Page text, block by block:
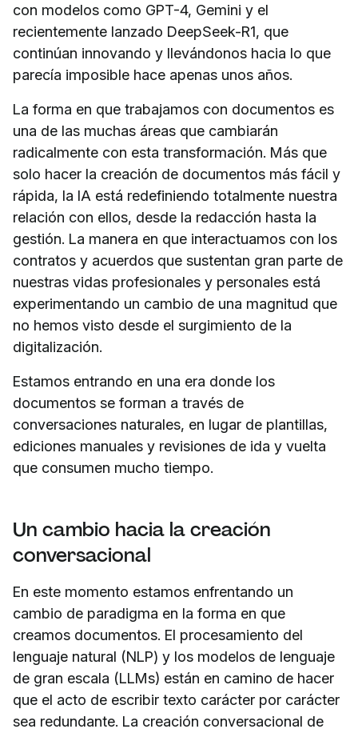
con modelos como GPT-4, Gemini y el
recientemente lanzado DeepSeek-R1, que
continúan innovando y llevándonos hacia lo que
parecía imposible hace apenas unos años.
La forma en que trabajamos con documentos es
una de las muchas áreas que cambiarán
radicalmente con esta transformación. Más que
solo hacer la creación de documentos más fácil y
rápida, la IA está redefiniendo totalmente nuestra
relación con ellos, desde la redacción hasta la
gestión. La manera en que interactuamos con los
contratos y acuerdos que sustentan gran parte de
nuestras vidas profesionales y personales está
experimentando un cambio de una magnitud que
no hemos visto desde el surgimiento de la
digitalización.
Estamos entrando en una era donde los
documentos se forman a través de
conversaciones naturales, en lugar de plantillas,
ediciones manuales y revisiones de ida y vuelta
que consumen mucho tiempo.
Un cambio hacia la creación
conversacional
En este momento estamos enfrentando un
cambio de paradigma en la forma en que
creamos documentos. El procesamiento del
lenguaje natural (NLP) y los modelos de lenguaje
de gran escala (LLMs) están en camino de hacer
que el acto de escribir texto carácter por carácter
sea redundante. La creación conversacional de